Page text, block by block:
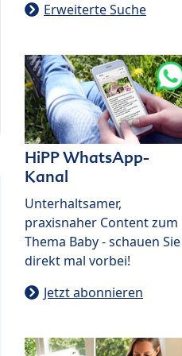
Erweiterte Suche
HiPP WhatsApp-
Kanal
Unterhaltsamer,
praxisnaher Content zum
Thema Baby - schauen Sie
direkt mal vorbei!
Jetzt abonnieren